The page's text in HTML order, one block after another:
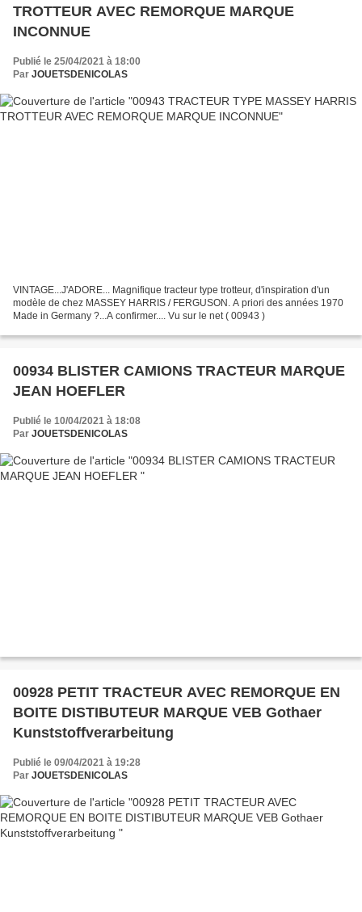
TROTTEUR AVEC REMORQUE MARQUE
INCONNUE
Publié le 25/04/2021 à 18:00
Par JOUETSDENICOLAS
VINTAGE...J'ADORE... Magnifique tracteur type trotteur, d'inspiration d'un
modèle de chez MASSEY HARRIS / FERGUSON. A priori des années 1970
Made in Germany ?...A confirmer.... Vu sur le net ( 00943 )
00934 BLISTER CAMIONS TRACTEUR MARQUE
JEAN HOEFLER
Publié le 10/04/2021 à 18:08
Par JOUETSDENICOLAS
00928 PETIT TRACTEUR AVEC REMORQUE EN
BOITE DISTIBUTEUR MARQUE VEB Gothaer
Kunststoffverarbeitung
Publié le 09/04/2021 à 19:28
Par JOUETSDENICOLAS